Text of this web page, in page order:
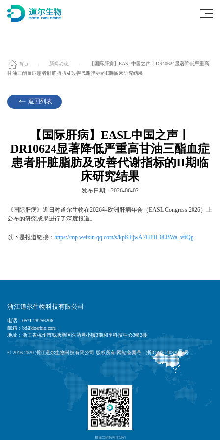
首页 新闻动态
【国际肝病】EASL中国之声丨DR10624显著降低严重高
甘油三酯血症患者肝脏脂肪及改善代谢指标的II期临床研究结果
返回列表
【国际肝病】EASL中国之声丨
DR10624显著降低严重高甘油三酯血症
患者肝脏脂肪及改善代谢指标的II期临
床研究结果
发布日期：2026-06-03
《国际肝病》近日对道尔生物在2026年欧洲肝病年会（EASL Congress 2026）上
公布的研究成果进行了深度报道。
以下是报道链接： https://mp.weixin.qq.com/s/kpKFjwA7HPR-0LBWa_v6Qg
浙江道尔生物科技有限公司
电话：0571-28256206
邮箱：bd@doerbio.com
地址：浙江省杭州市钱塘新区医药港小镇3期和享科技中心3幢2楼
© 2016-2020 浙江道尔生物科技有限公司 版权所有 网站备案号： 浙ICP备14037239号
扫描二维码关注我们